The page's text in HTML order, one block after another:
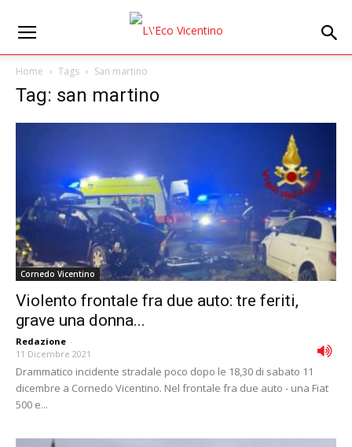
Home Tags San martino
Tag: san martino
Cornedo Vicentino
Violento frontale fra due auto: tre feriti,
grave una donna...
Redazione -
11 Dicembre 2021
Drammatico incidente stradale poco dopo le 18,30 di sabato 11
dicembre a Cornedo Vicentino. Nel frontale fra due auto - una Fiat
500 e...